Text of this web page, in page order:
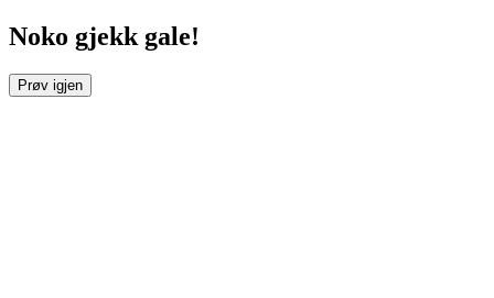
Noko gjekk gale!
Prøv igjen